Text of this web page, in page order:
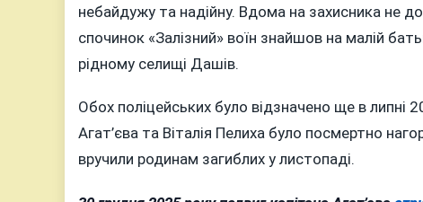
небайдужу та надійну. Вдома на захисника не
спочинок «Залізний» воїн знайшов на малій
рідному селищі Дашів.
Обох поліцейських було відзначено ще в
Агат’єва та Віталія Пелиха було посмертно
вручили родинам загиблих у листопаді.